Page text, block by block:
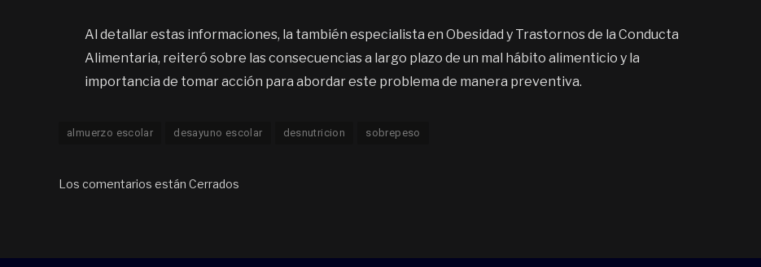
Al detallar estas informaciones, la también especialista en Obesidad y Trastornos de la Conducta
Alimentaria, reiteró sobre las consecuencias a largo plazo de un mal hábito alimenticio y la
importancia de tomar acción para abordar este problema de manera preventiva.
almuerzo escolar desayuno escolar desnutricion sobrepeso
Los comentarios están Cerrados